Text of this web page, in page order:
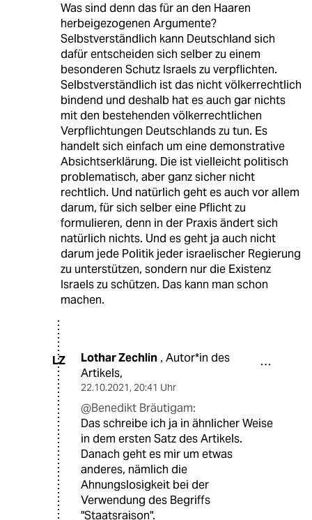
Was sind denn das für an den Haaren
herbeigezogenen Argumente?
Selbstverständlich kann Deutschland sich
dafür entscheiden sich selber zu einem
besonderen Schutz Israels zu verpflichten.
Selbstverständlich ist das nicht völkerrechtlich
bindend und deshalb hat es auch gar nichts
mit den bestehenden völkerrechtlichen
Verpflichtungen Deutschlands zu tun. Es
handelt sich einfach um eine demonstrative
Absichtserklärung. Die ist vielleicht politisch
problematisch, aber ganz sicher nicht
rechtlich. Und natürlich geht es auch vor allem
darum, für sich selber eine Pflicht zu
formulieren, denn in der Praxis ändert sich
natürlich nichts. Und es geht ja auch nicht
darum jede Politik jeder israelischer Regierung
zu unterstützen, sondern nur die Existenz
Israels zu schützen. Das kann man schon
machen.
LZ Lothar Zechlin , Autor*in des
Artikels,
22.10.2021, 20:41 Uhr
@Benedikt Bräutigam:
Das schreibe ich ja in ähnlicher Weise
in dem ersten Satz des Artikels.
Danach geht es mir um etwas
anderes, nämlich die
Ahnungslosigkeit bei der
Verwendung des Begriffs
"Staatsraison".